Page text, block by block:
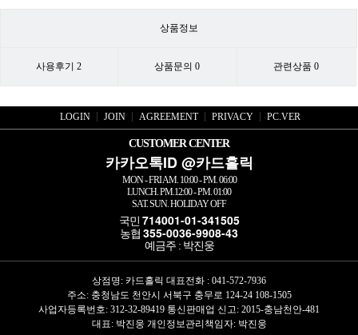
상품정보
사용후기2 상품문의0 관련상품0
LOGIN JOIN AGREEMENT PRIVACY PC.VER
CUSTOMER CENTER
카카오톡ID @카드홀릭
MON - FRI AM. 10:00 - PM. 06:00
LUNCH. PM.12:00 - PM. 01:00
SAT. SUN. HOLIDAY OFF
국민 714001-01-341505
농협 355-0036-9908-43
예금주 : 박진웅
상점명: 카드홀릭 대표전화 : 041-572-7936
주소: 충청남도 천안시 서북구 충무로 124-24 108-1505
사업자등록번호: 312-32-89419 통신판매업 신고: 2015-충남천안-481
대표: 박진웅 개인정보관리책임자: 박진웅